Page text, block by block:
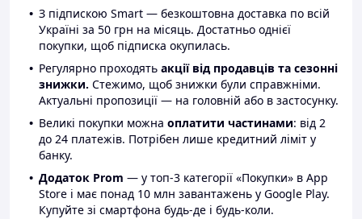
З підпискою Smart — безкоштовна доставка по всій
Україні за 50 грн на місяць. Достатньо однієї
покупки, щоб підписка окупилась.
Регулярно проходять акції від продавців та сезонні
знижки. Стежимо, щоб знижки були справжніми.
Актуальні пропозиції — на головній або в застосунку.
Великі покупки можна оплатити частинами: від 2
до 24 платежів. Потрібен лише кредитний ліміт у
банку.
Додаток Prom — у топ-3 категорії «Покупки» в App
Store і має понад 10 млн завантажень у Google Play.
Купуйте зі смартфона будь-де і будь-коли.